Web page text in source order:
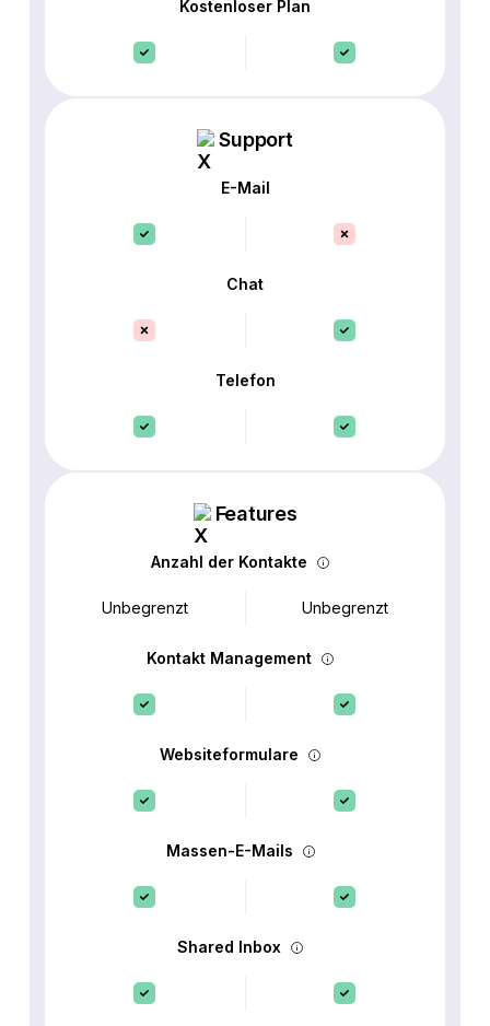
Kostenloser Plan
Support
E-Mail
Chat
Telefon
Features
Anzahl der Kontakte
Unbegrenzt Unbegrenzt
Kontakt Management
Websiteformulare
Massen-E-Mails
Shared Inbox